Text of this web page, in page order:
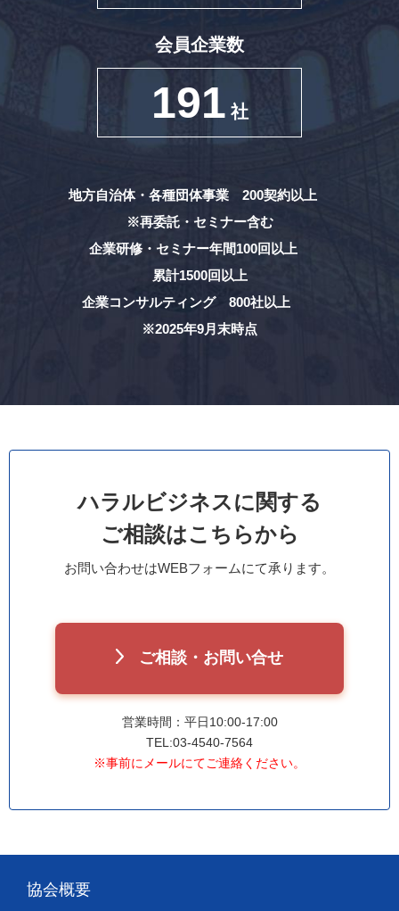
会員企業数
191 社
地方自治体・各種団体事業 200契約以上
※再委託・セミナー含む
企業研修・セミナー年間100回以上
累計1500回以上
企業コンサルティング 800社以上
※2025年9月末時点
ハラルビジネスに関する
ご相談はこちらから
お問い合わせはWEBフォームにて承ります。
ご相談・お問い合せ
営業時間：平日10:00-17:00
TEL:03-4540-7564
※事前にメールにてご連絡ください。
協会概要